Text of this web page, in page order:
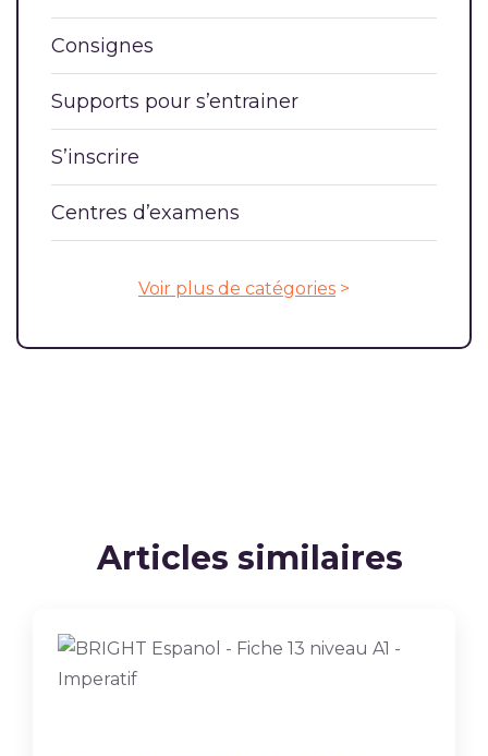
Consignes
Supports pour s’entrainer
S’inscrire
Centres d’examens
Voir plus de catégories >
Articles similaires